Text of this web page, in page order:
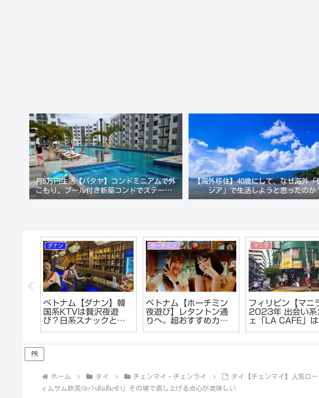
月5万円生活【パタヤ】コンドミニアムで外
こもり。プール付き新築コンドでステーキ&
ウオッカ三昧
【海外移住】40歳にして、なぜ海外「
ジア」で生活しようと思ったのか
ダナン
ベトナム【ダナン】韓
国系KTVは贅沢夜遊
び？日系スナックとの
じゃない!?
ホーチミン
ベトナム【ホーチミン
夜遊び】レタントン通
りへ。超おすすめカラ
マニラ
フィリピン【マニ
2023年 出会い系
ェ「LA CAFE」
PR
ホーム タイ チェンマイ・チェンライ
タイ【チェンマイ】人気ロ
ィムサム飲茶<br>เต้ยติ่มซำ」その場で蒸し上げる点心が美味しい